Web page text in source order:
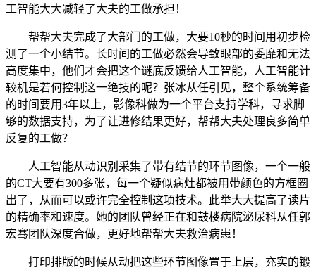
工智能大大减轻了大夫的工做承担！
帮帮大夫完成了大部门的工做，大要10秒的时间用初步检
测了一个小结节。长时间的工做必然会导致眼部的委靡和无法
高度集中，他们才会把这个谜底反馈给人工智能，人工智能计
较机是若何控制这一绝技的呢？张冰从任引见，整个系统筹备
的时间要用3年以上，影像科做为一个平台支持学科，寻求脚
够的数据支持，为了让进修结果更好，帮帮大夫处理良多简单
反复的工做？
人工智能从动识别采集了带有结节的环节图像，一个一般
的CT大要有300多张，每一个疑似病灶都被用带颜色的方框圈
出了，从而可以或许完全控制这项技术。此举大大提高了读片
的精确率和速度。她的团队曾经正在和鼓楼病院泌尿科从任郭
宏骞团队深度合做，更好地帮帮大夫救治病患！
打印排版的时候从动把这些环节图像置于上层，充实的锻